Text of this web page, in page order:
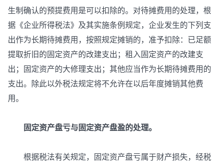
生制确认的预提费用是可以扣除的。对待摊费用的处理，根
据《企业所得税法》及其实施条例规定，企业发生的下列支
出作为长期待摊费用，按照规定摊销的，准予扣除：已足额
提取折旧的固定资产的改建支出；租入固定资产的改建支
出；固定资产的大修理支出；其他应当作为长期待摊费用的
支出。除此以外税法规定将不允许在以后年度摊销其他费
用。
固定资产盘亏与固定资产盘盈的处理。
根据税法有关规定，固定资产盘亏属于财产损失，经税